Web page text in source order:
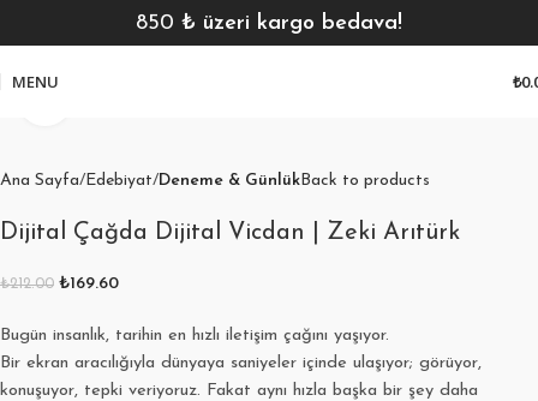
850 ₺ üzeri kargo bedava!
MENU ₺
Ana Sayfa Edebiyat Deneme & GünlükBack to products
Dijital Çağda Dijital Vicdan | Zeki Arıtürk
₺212.00 ₺169.60
Bugün insanlık, tarihin en hızlı iletişim çağını yaşıyor.
Bir ekran aracılığıyla dünyaya saniyeler içinde ulaşıyor; görüyor,
konuşuyor, tepki veriyoruz. Fakat aynı hızla başka bir şey daha